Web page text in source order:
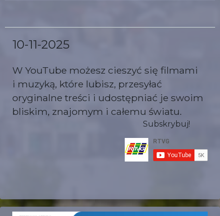
10-11-2025
W YouTube możesz cieszyć się filmami
i muzyką, które lubisz, przesyłać
oryginalne treści i udostępniać je swoim
bliskim, znajomym i całemu światu.
Subskrybuj!